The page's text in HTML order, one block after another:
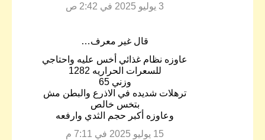
3 يوليو 2025 في 2:42 ص
‏قال غير معرف…
عاوزه نظام غذائي أخس عليه واحتاجي
للسعرات الحراريه 1282
وزني 65
ترهلات شديده في الاذرع والبطن مش
بتخس خالص
وعاوزه أكبر حجم الثدي وارفعه
15 يوليو 2025 في 7:11 م